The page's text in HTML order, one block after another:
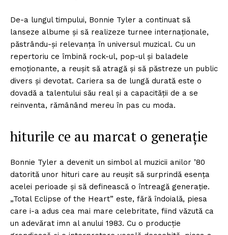
De-a lungul timpului, Bonnie Tyler a continuat să
lanseze albume și să realizeze turnee internaționale,
păstrându-și relevanța în universul muzical. Cu un
repertoriu ce îmbină rock-ul, pop-ul și baladele
emoționante, a reușit să atragă și să păstreze un public
divers și devotat. Cariera sa de lungă durată este o
dovadă a talentului său real și a capacității de a se
reinventa, rămânând mereu în pas cu moda.
hiturile ce au marcat o generație
Bonnie Tyler a devenit un simbol al muzicii anilor ’80
datorită unor hituri care au reușit să surprindă esența
acelei perioade și să definească o întreagă generație.
„Total Eclipse of the Heart” este, fără îndoială, piesa
care i-a adus cea mai mare celebritate, fiind văzută ca
un adevărat imn al anului 1983. Cu o producție